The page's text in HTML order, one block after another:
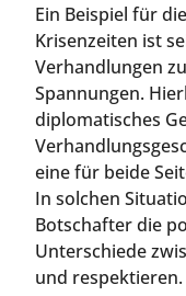
Ein Beispiel für
Krisenzeiten ist
Verhandlungen
Spannungen.
diplomatisches
eine für beide
In solchen
Botschafter die
Unterschiede
und respektieren.